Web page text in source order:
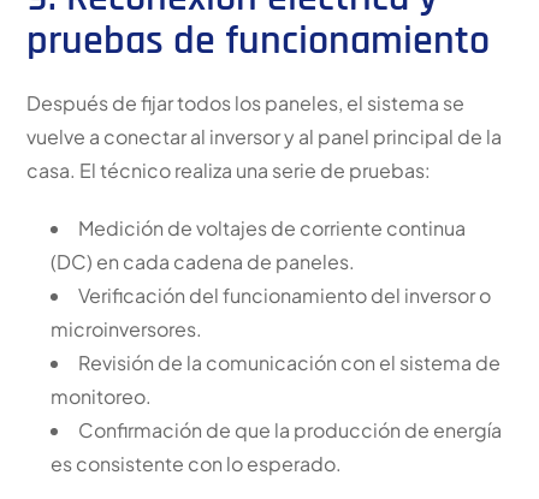
pruebas de funcionamiento
Después de fijar todos los paneles, el sistema se
vuelve a conectar al inversor y al panel principal de la
casa. El técnico realiza una serie de pruebas:
Medición de voltajes de corriente continua
(DC) en cada cadena de paneles.
Verificación del funcionamiento del inversor o
microinversores.
Revisión de la comunicación con el sistema de
monitoreo.
Confirmación de que la producción de energía
es consistente con lo esperado.